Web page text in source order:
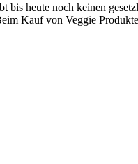
bis heute noch keinen
Kauf von Veggie